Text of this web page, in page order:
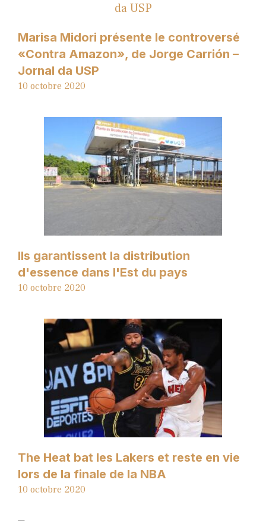
Marisa Midori présente le controversé
«Contra Amazon», de Jorge Carrión –
Jornal da USP
10 octobre 2020
Ils garantissent la distribution
d'essence dans l'Est du pays
10 octobre 2020
The Heat bat les Lakers et reste en vie
lors de la finale de la NBA
10 octobre 2020